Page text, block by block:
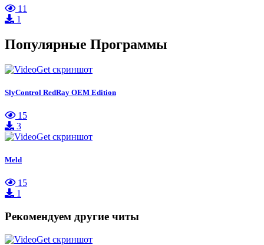
11
1
Популярные Программы
SlyControl RedRay OEM Edition
15
3
Meld
15
1
Рекомендуем другие читы